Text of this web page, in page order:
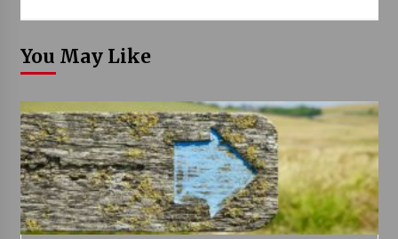
You May Like